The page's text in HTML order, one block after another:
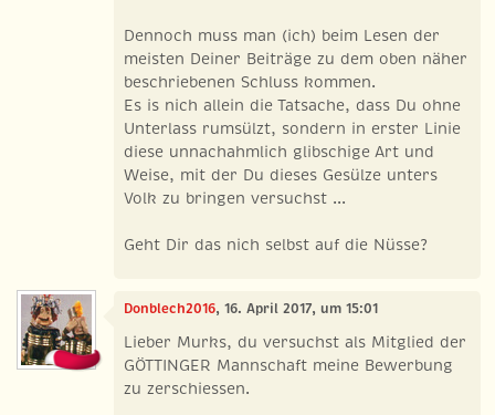
Dennoch muss man (ich) beim Lesen der
meisten Deiner Beiträge zu dem oben näher
beschriebenen Schluss kommen.
Es is nich allein die Tatsache, dass Du ohne
Unterlass rumsülzt, sondern in erster Linie
diese unnachahmlich glibschige Art und
Weise, mit der Du dieses Gesülze unters
Volk zu bringen versuchst ...
Geht Dir das nich selbst auf die Nüsse?
Donblech2016, 16. April 2017, um 15:01
Lieber Murks, du versuchst als Mitglied der
GÖTTINGER Mannschaft meine Bewerbung
zu zerschiessen.